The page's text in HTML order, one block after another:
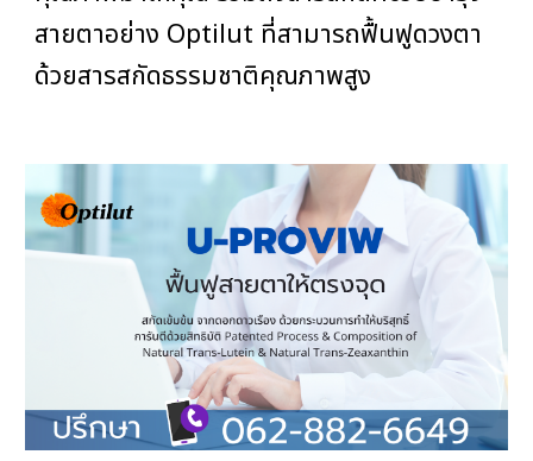
สายตาอย่าง Optilut ที่สามารถฟื้นฟูดวงตา
ด้วยสารสกัดธรรมชาติคุณภาพสูง